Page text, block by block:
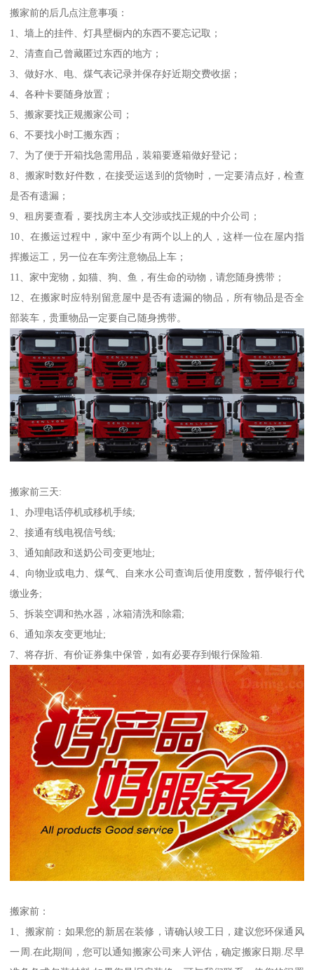
搬家前的后几点注意事项：
1、墙上的挂件、灯具壁橱内的东西不要忘记取；
2、清查自己曾藏匿过东西的地方；
3、做好水、电、煤气表记录并保存好近期交费收据；
4、各种卡要随身放置；
5、搬家要找正规搬家公司；
6、不要找小时工搬东西；
7、为了便于开箱找急需用品，装箱要逐箱做好登记；
8、搬家时数好件数，在接受运送到的货物时，一定要清点好，检查
是否有遗漏；
9、租房要查看，要找房主本人交涉或找正规的中介公司；
10、在搬运过程中，家中至少有两个以上的人，这样一位在屋内指
挥搬运工，另一位在车旁注意物品上车；
11、家中宠物，如猫、狗、鱼，有生命的动物，请您随身携带；
12、在搬家时应特别留意屋中是否有遗漏的物品，所有物品是否全
部装车，贵重物品一定要自己随身携带。
搬家前三天:
1、办理电话停机或移机手续;
2、接通有线电视信号线;
3、通知邮政和送奶公司变更地址;
4、向物业或电力、煤气、自来水公司查询后使用度数，暂停银行代
缴业务;
5、拆装空调和热水器，冰箱清洗和除霜;
6、通知亲友变更地址;
7、将存折、有价证券集中保管，如有必要存到银行保险箱.
搬家前：
1、搬家前：如果您的新居在装修，请确认竣工日，建议您环保通风
一周.在此期间，您可以通知搬家公司来人评估，确定搬家日期.尽早